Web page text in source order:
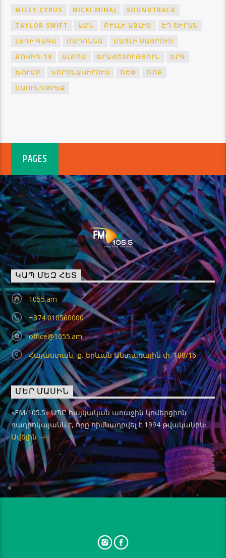
MILEY CYRUS
NICKI MINAJ
SOUNDTRACK
TAYLOR SWIFT
ԱՄՆ ԲԻԼԼԻ ԱՅԼԻՇ
ԷԴ ՇԻՐԱՆ
ԼԵԴԻ ԳԱԳԱ
ՄԱԴՈՆՆԱ
ՄԱՅԼԻ ՍԱՅՐՈՒՍ
ՔՈՎԻԴ-19
ԱԼԲՈՄ ԵՐԱԺՇՏՈՒԹՅՈՒՆ
ԵՐԳ
ԽՈՒՄԲ
ԿՈՐՈՆԱՎԻՐՈՒՍ ՌԵՓ
ՌՈՔ
ՍԱՈՒՆԴԹՐԵՔ
PAGES
ԿԱՊ ՄԵԶ ՀԵՏ
1055.am
+374 010560000
office@1055.am
Հայաստան, ք. Երևան Անտառային փ. 188/16
ՄԵՐ ՄԱՍԻՆ
«FM-105.5» ՍՊԸ հայկական առաջին կոմերցիոն
ռադիոկայանն է, որը հիմնադրվել է 1994 թվականին։
Ավելին